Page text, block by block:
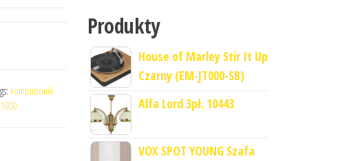
komputronik
Produkty
House of Marley Stir It Up
Czarny (EM-JT000-SB)
Alfa Lord 3pł. 10443
VOX SPOT YOUNG Szafa